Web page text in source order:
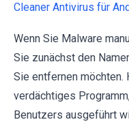
Cleaner Antivirus für
Wenn Sie Malware
Sie zunächst den
Sie entfernen
verdächtiges
Benutzers ausgeführt